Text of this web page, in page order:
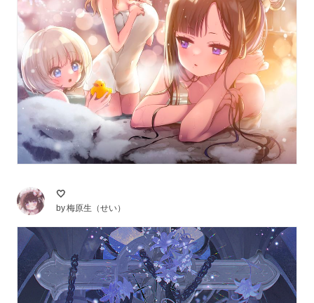
🤍
by梅原生（せい）